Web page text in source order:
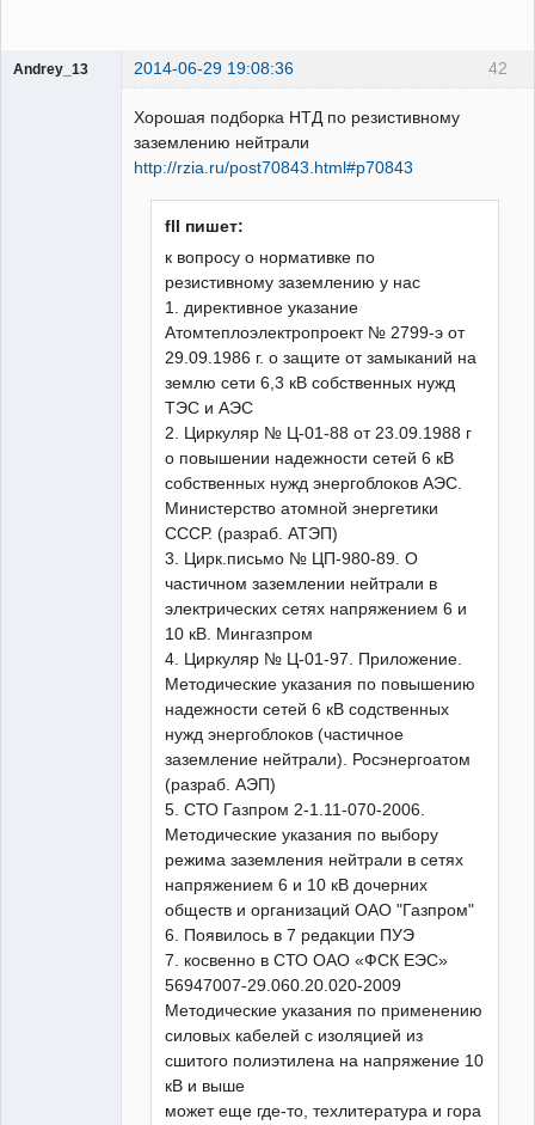
42
Andrey_13 2014-06-29 19:08:36
Хорошая подборка НТД по резистивному
заземлению нейтрали
http://rzia.ru/post70843.html#p70843
fll пишет:
к вопросу о нормативке по
резистивному заземлению у нас
1. директивное указание
Атомтеплоэлектропроект № 2799-э от
29.09.1986 г. о защите от замыканий на
землю сети 6,3 кВ собственных нужд
ТЭС и АЭС
2. Циркуляр № Ц-01-88 от 23.09.1988 г
о повышении надежности сетей 6 кВ
собственных нужд энергоблоков АЭС.
Министерство атомной энергетики
СССР. (разраб. АТЭП)
3. Цирк.письмо № ЦП-980-89. О
частичном заземлении нейтрали в
электрических сетях напряжением 6 и
10 кВ. Мингазпром
4. Циркуляр № Ц-01-97. Приложение.
Методические указания по повышению
надежности сетей 6 кВ содственных
нужд энергоблоков (частичное
заземление нейтрали). Росэнергоатом
(разраб. АЭП)
5. СТО Газпром 2-1.11-070-2006.
Методические указания по выбору
режима заземления нейтрали в сетях
напряжением 6 и 10 кВ дочерних
обществ и организаций ОАО "Газпром"
6. Появилось в 7 редакции ПУЭ
7. косвенно в СТО ОАО «ФСК ЕЭС»
56947007-29.060.20.020-2009
Методические указания по применению
силовых кабелей с изоляцией из
сшитого полиэтилена на напряжение 10
кВ и выше
может еще где-то, техлитература и гора